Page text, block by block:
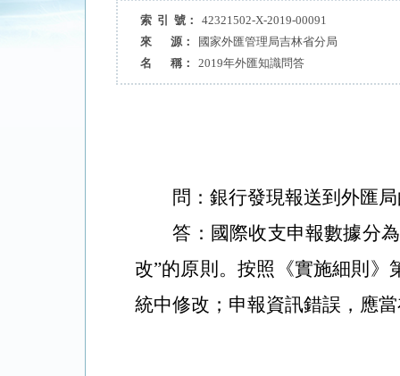
索 引 號：
42321502-X-2019-00091
來 源：
國家外匯管理局吉林省分局
名 稱：
2019年外匯知識問答
問：銀行發現報送到外匯
答：國際收支申報數據分
改”的原則。按照《實施細則
統中修改；申報資訊錯誤，應